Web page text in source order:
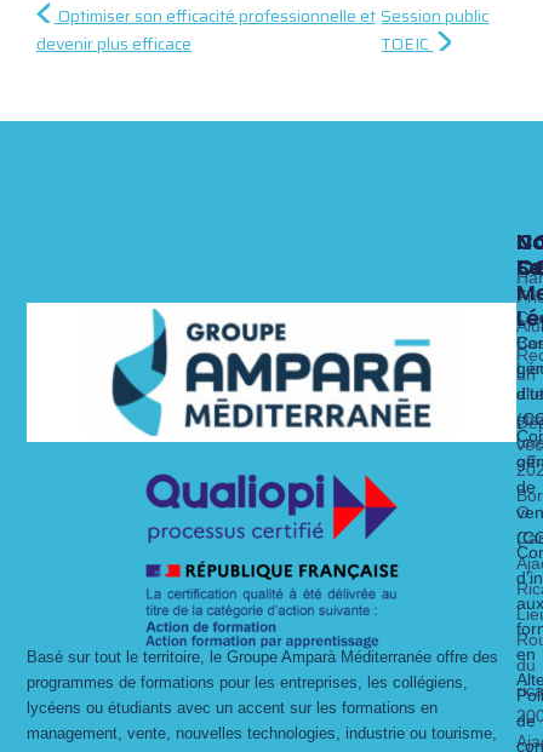
Optimiser son efficacité professionnelle et
devenir plus efficace
Session public
TOEIC
Basé sur tout le territoire, le Groupe Amparà Méditerranée offre des
programmes de formations pour les entreprises, les collégiens,
lycéens ou étudiants avec un accent sur les formations en
management, vente, nouvelles technologies, industrie ou tourisme,
un
x
dit
O
du
de
aux
en
de